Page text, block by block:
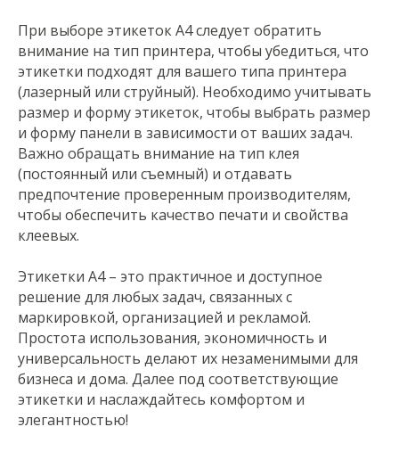
При выборе этикеток А4 следует обратить
внимание на тип принтера, чтобы убедиться, что
этикетки подходят для вашего типа принтера
(лазерный или струйный). Необходимо учитывать
размер и форму этикеток, чтобы выбрать размер
и форму панели в зависимости от ваших задач.
Важно обращать внимание на тип клея
(постоянный или съемный) и отдавать
предпочтение проверенным производителям,
чтобы обеспечить качество печати и свойства
клеевых.
Этикетки А4 – это практичное и доступное
решение для любых задач, связанных с
маркировкой, организацией и рекламой.
Простота использования, экономичность и
универсальность делают их незаменимыми для
бизнеса и дома. Далее под соответствующие
этикетки и наслаждайтесь комфортом и
элегантностью!